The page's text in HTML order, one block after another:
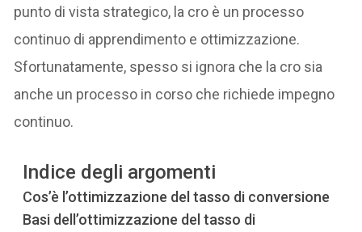
punto di vista strategico, la cro è un processo
continuo di apprendimento e ottimizzazione.
Sfortunatamente, spesso si ignora che la cro sia
anche un processo in corso che richiede impegno
continuo.
Indice degli argomenti
Cos’è l’ottimizzazione del tasso di conversione
Basi dell’ottimizzazione del tasso di